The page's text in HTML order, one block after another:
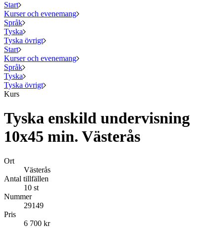
Start
Kurser och evenemang
Språk
Tyska
Tyska övrigt
Start
Kurser och evenemang
Språk
Tyska
Tyska övrigt
Kurs
Tyska enskild undervisning
10x45 min. Västerås
Ort
Västerås
Antal tillfällen
10 st
Nummer
29149
Pris
6 700 kr